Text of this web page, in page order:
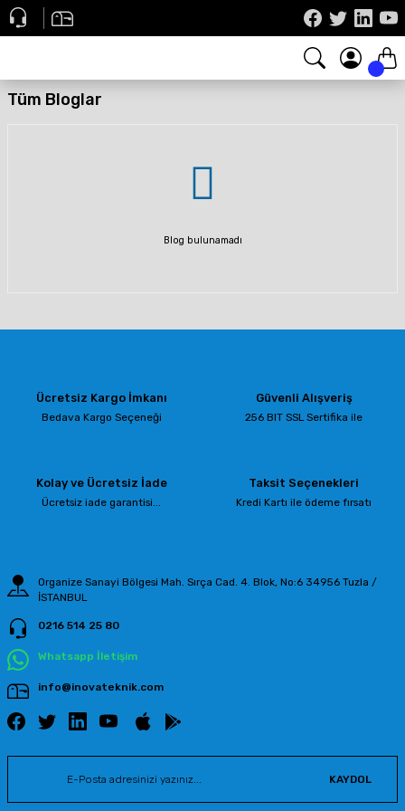
Tüm Bloglar
Blog bulunamadı
Ücretsiz Kargo İmkanı
Bedava Kargo Seçeneği
Güvenli Alışveriş
256 BIT SSL Sertifika ile
Kolay ve Ücretsiz İade
Ücretsiz iade garantisi...
Taksit Seçenekleri
Kredi Kartı ile ödeme fırsatı
Organize Sanayi Bölgesi Mah. Sırça Cad. 4. Blok, No:6 34956 Tuzla /
İSTANBUL
0216 514 25 80
Whatsapp İletişim
info@inovateknik.com
KAYDOL